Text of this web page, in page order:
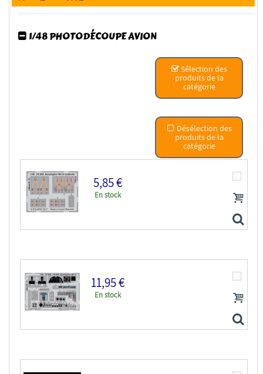
1/48 PHOTODÉCOUPE AVION
Sélection des
produits de la
catégorie
Désélection des
produits de la
catégorie
5,85 €
En stock
EDUARD photodecoupe avion FE869 Harnais métal...
11,95 €
En stock